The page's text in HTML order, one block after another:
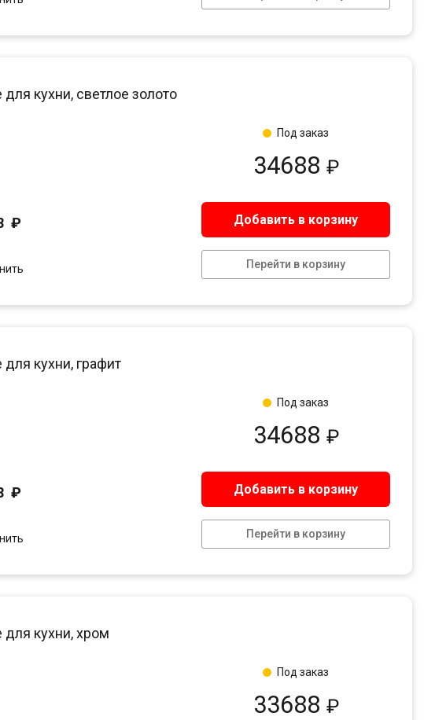
кухни, светлое золото
34688 ₽
₽ Добавить в корзину
Перейти в корзину
Под заказ
кухни, графит
34688 ₽
₽ Добавить в корзину
Перейти в корзину
Под заказ
для кухни, хром
33688 ₽
Под заказ